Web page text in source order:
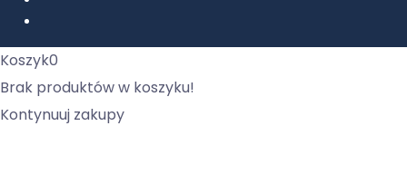
Koszyk0
Brak produktów w koszyku!
Kontynuuj zakupy